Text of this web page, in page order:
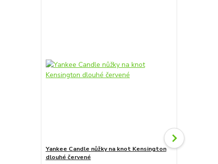
Yankee Candle nůžky na knot Kensington
dlouhé červené